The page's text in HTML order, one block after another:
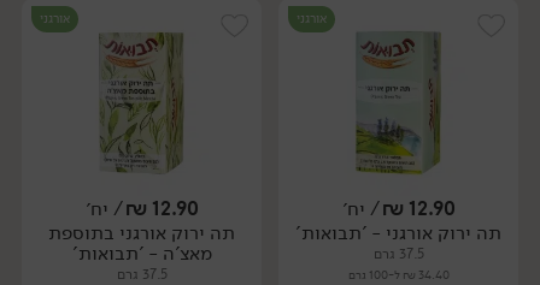
יח׳ יח׳
אורגני
12.90
₪/ יח׳
תה ירוק אורגני - 'תבואות'
37.5 גרם
34.40 ₪ ל-100 גרם
אורגני
12.90
₪/ יח׳
תה ירוק אורגני בתוספת
מאצ'ה - 'תבואות'
37.5 גרם